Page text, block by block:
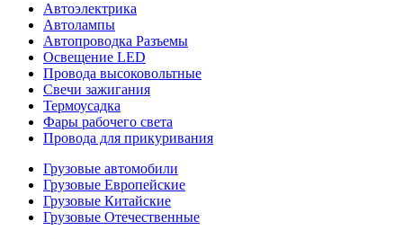
Автоэлектрика
Автолампы
Автопроводка Разъемы
Освещение LED
Провода высоковольтные
Свечи зажигания
Термоусадка
Фары рабочего света
Провода для прикуривания
Грузовые автомобили
Грузовые Европейские
Грузовые Китайские
Грузовые Отечественные